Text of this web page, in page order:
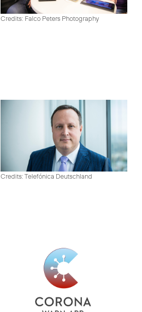
Credits: Falco Peters Photography
Credits: Telefónica Deutschland